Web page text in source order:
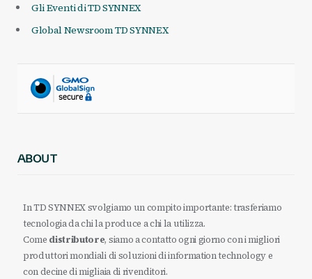
Gli Eventi di TD SYNNEX
Global Newsroom TD SYNNEX
ABOUT
In TD SYNNEX svolgiamo un compito importante: trasferiamo
tecnologia da chi la produce a chi la utilizza.
Come distributore, siamo a contatto ogni giorno con i migliori
produttori mondiali di soluzioni di information technology e
con decine di migliaia di rivenditori.